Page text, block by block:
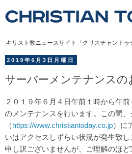
キリスト教ニュースサイト「クリスチャントゥ
2019年6月3日月曜日
サーバーメンテナンスの
２０１９年６月４日午前１時から午
のメンテナンスを行います。
この間
（https://www.christiantoday.co.jp）に
いはアクセスしずらい状況が発生致
申し訳ございませんが、ご理解のほど